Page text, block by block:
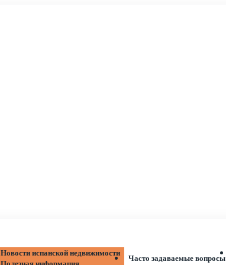
Новости испанской недвижимости
Часто задаваемые вопросы